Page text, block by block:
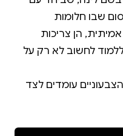
שבו חלומות
הן צריכות
לחשוב לא רק על
עומדים לצד
עם הפיה עוזרים